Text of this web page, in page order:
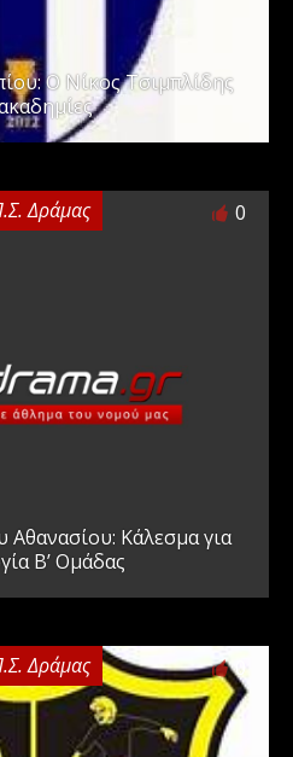
Ο Νίκος Τσιμπλίδης
Δράμας 0
Αθανασίου: Κάλεσμα για
Β’ Ομάδας
Δράμας 0